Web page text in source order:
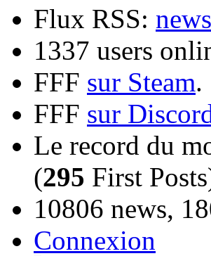
Flux RSS: news
1337 users
FFF sur Steam.
FFF sur
Le record du
(295 First
10806 news,
Connexion